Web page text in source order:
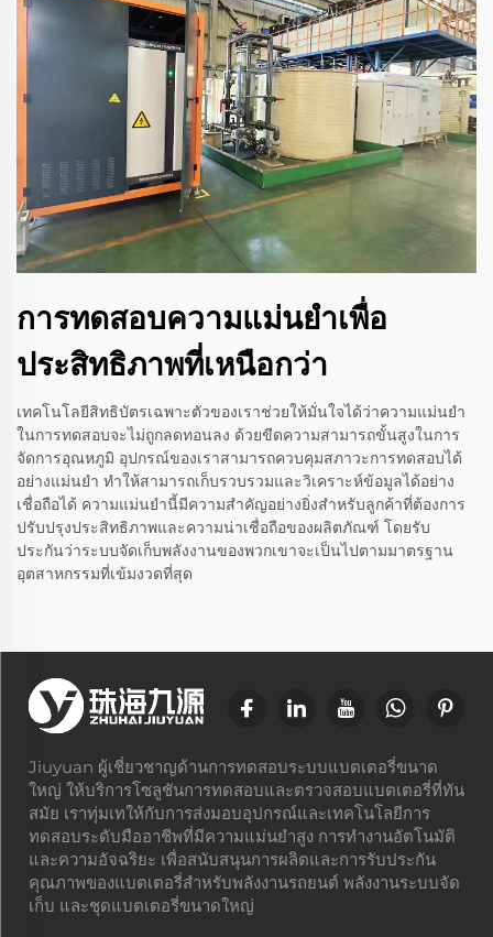
การทดสอบความแม่นยำเพื่อ
ประสิทธิภาพที่เหนือกว่า
เทคโนโลยีสิทธิบัตรเฉพาะตัวของเราช่วยให้มั่นใจได้ว่าความแม่นยำ
ในการทดสอบจะไม่ถูกลดทอนลง ด้วยขีดความสามารถขั้นสูงในการ
จัดการอุณหภูมิ อุปกรณ์ของเราสามารถควบคุมสภาวะการทดสอบได้
อย่างแม่นยำ ทำให้สามารถเก็บรวบรวมและวิเคราะห์ข้อมูลได้อย่าง
เชื่อถือได้ ความแม่นยำนี้มีความสำคัญอย่างยิ่งสำหรับลูกค้าที่ต้องการ
ปรับปรุงประสิทธิภาพและความน่าเชื่อถือของผลิตภัณฑ์ โดยรับ
ประกันว่าระบบจัดเก็บพลังงานของพวกเขาจะเป็นไปตามมาตรฐาน
อุตสาหกรรมที่เข้มงวดที่สุด
Jiuyuan ผู้เชี่ยวชาญด้านการทดสอบระบบแบตเตอรี่ขนาด
ใหญ่ ให้บริการโซลูชันการทดสอบและตรวจสอบแบตเตอรี่ที่ทัน
สมัย เราทุ่มเทให้กับการส่งมอบอุปกรณ์และเทคโนโลยีการ
ทดสอบระดับมืออาชีพที่มีความแม่นยำสูง การทำงานอัตโนมัติ
และความอัจฉริยะ เพื่อสนับสนุนการผลิตและการรับประกัน
คุณภาพของแบตเตอรี่สำหรับพลังงานรถยนต์ พลังงานระบบจัด
เก็บ และชุดแบตเตอรี่ขนาดใหญ่